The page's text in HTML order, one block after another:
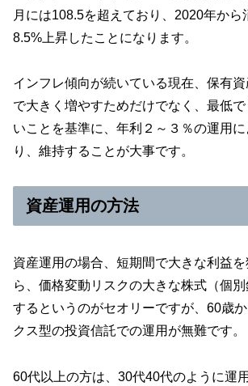
月には108.5を超えており、2020年から
8.5%上昇したことになります。
インフレ傾向が続いている現在、保有
で大きく増やすためだけでなく、最低
いことを基準に、年利２～３％の運用
り、維持することが大事です。
資産運用の方法
資産運用の場合、短期間で大きな利益
ら、価格変動リスクの大きな株式（個
するというのがセオリーですが、60歳
クス型の投資信託での運用が無難です。
60代以上の方は、30代40代のように運